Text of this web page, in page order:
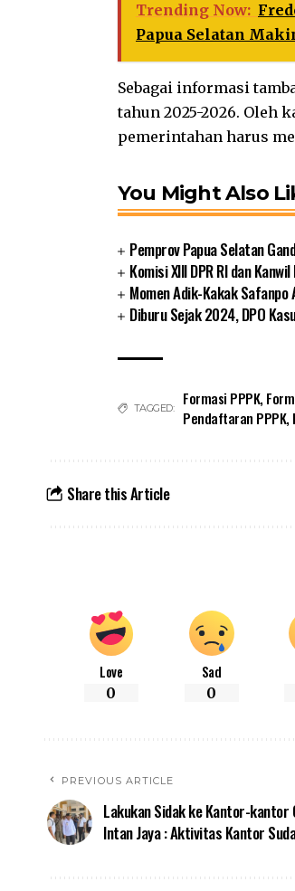
Trending Now:
Papua Selatan
Sebagai informasi
tahun 2025-2026. Oleh
pemerintahan harus
You Might Also
Pemprov Papua Selatan
Komisi XIII DPR RI dan
Momen Adik-Kakak
Diburu Sejak 2024, DPO
TAGGED: Formasi PPPK,
Pendaftaran PPPK,
Share this Article
Love
0
Sad
0
PREVIOUS ARTICLE
Lakukan Sidak ke Kantor-kantor
Intan Jaya : Aktivitas Kantor